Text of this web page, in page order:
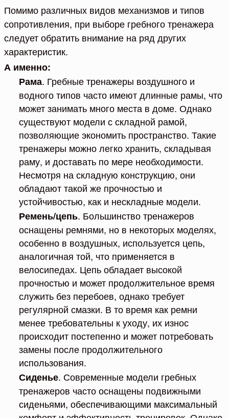
Помимо различных видов механизмов и типов
сопротивления, при выборе гребного тренажера
следует обратить внимание на ряд других
характеристик.
А именно:
Рама. Гребные тренажеры воздушного и
водного типов часто имеют длинные рамы, что
может занимать много места в доме. Однако
существуют модели с складной рамой,
позволяющие экономить пространство. Такие
тренажеры можно легко хранить, складывая
раму, и доставать по мере необходимости.
Несмотря на складную конструкцию, они
обладают такой же прочностью и
устойчивостью, как и нескладные модели.
Ремень/цепь. Большинство тренажеров
оснащены ремнями, но в некоторых моделях,
особенно в воздушных, используется цепь,
аналогичная той, что применяется в
велосипедах. Цепь обладает высокой
прочностью и может продолжительное время
служить без перебоев, однако требует
регулярной смазки. В то время как ремни
менее требовательны к уходу, их износ
происходит постепенно и может потребовать
замены после продолжительного
использования.
Сиденье. Современные модели гребных
тренажеров часто оснащены подвижными
сиденьями, обеспечивающими максимальный